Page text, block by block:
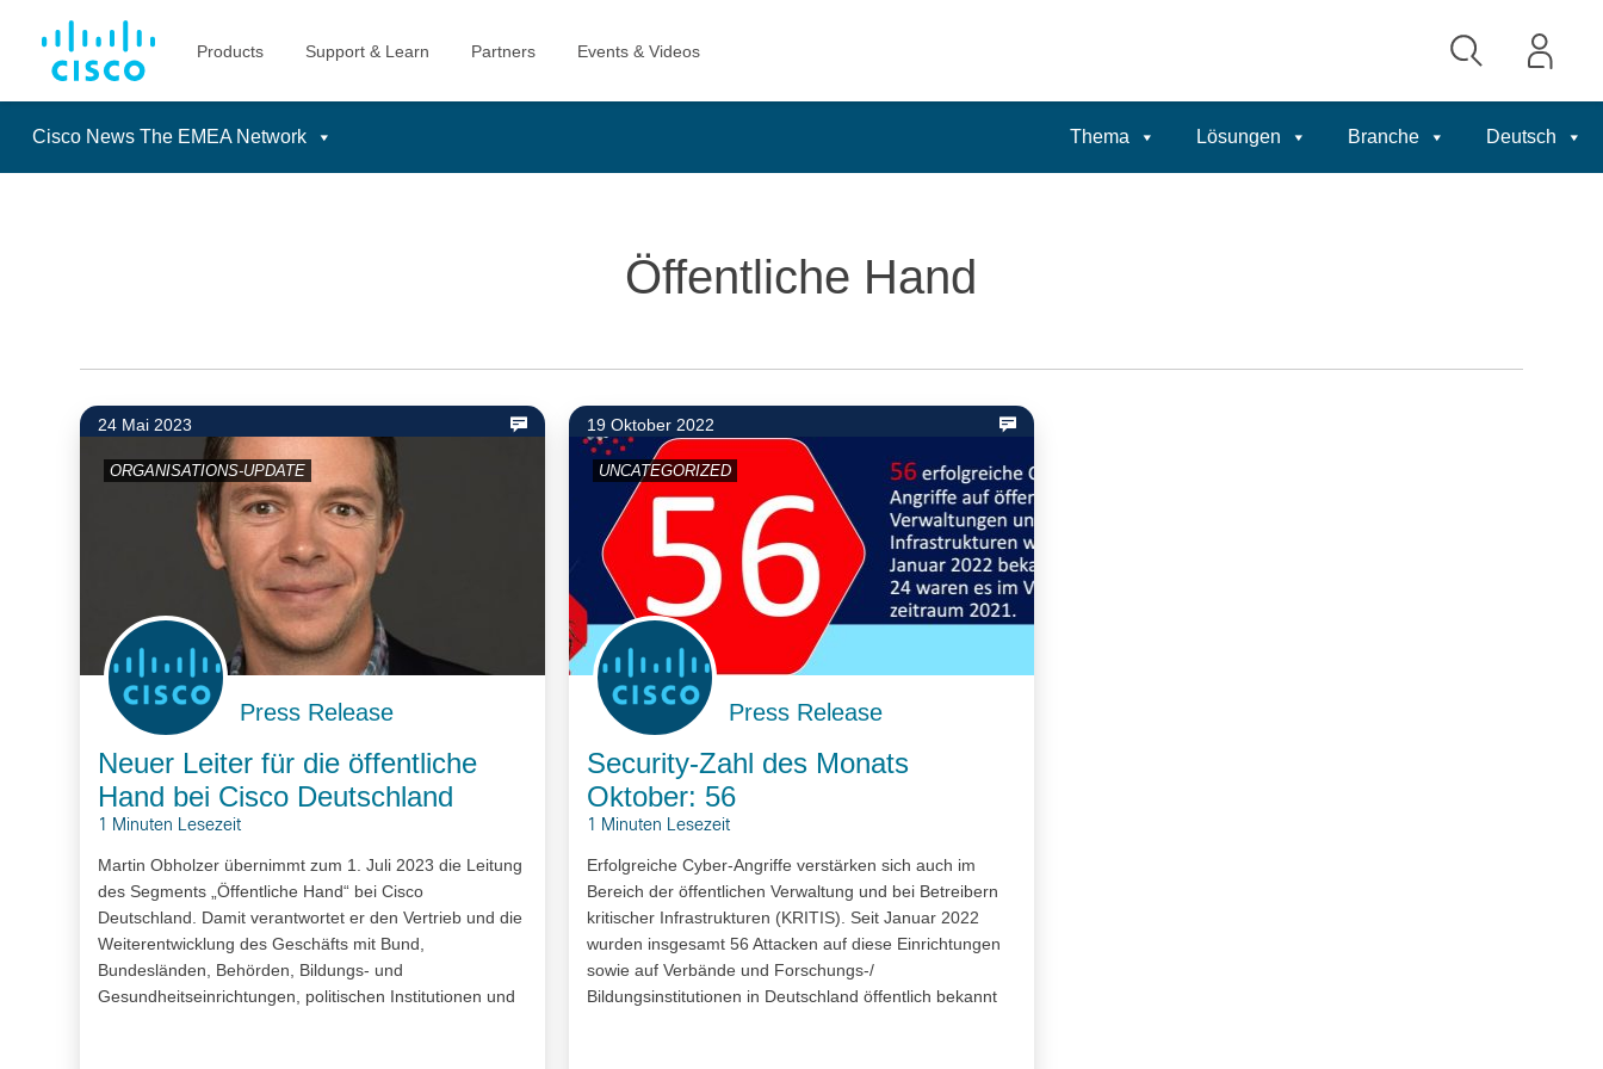
Cisco News The EMEA Network Thema Lösungen Branche Deutsch
Öffentliche Hand
24 Mai 2023
ORGANISATIONS-UPDATE
Press Release
Neuer Leiter für die öffentliche
Hand bei Cisco Deutschland
1 Minuten Lesezeit
Martin Obholzer übernimmt zum 1. Juli 2023 die Leitung
des Segments „Öffentliche Hand“ bei Cisco
Deutschland. Damit verantwortet er den Vertrieb und die
Weiterentwicklung des Geschäfts mit Bund,
Bundesländen, Behörden, Bildungs- und
Gesundheitseinrichtungen, politischen Institutionen und
19 Oktober 2022
UNCATEGORIZED
Press Release
Security-Zahl des Monats
Oktober: 56
1 Minuten Lesezeit
Erfolgreiche Cyber-Angriffe verstärken sich auch im
Bereich der öffentlichen Verwaltung und bei Betreibern
kritischer Infrastrukturen (KRITIS). Seit Januar 2022
wurden insgesamt 56 Attacken auf diese Einrichtungen
sowie auf Verbände und Forschungs-/
Bildungsinstitutionen in Deutschland öffentlich bekannt